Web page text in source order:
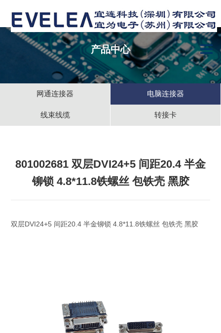
产品中心
网通连接器 电脑连接器
线束线缆 转接卡
801002681 双层DVI24+5 间距20.4 半金
铆锁 4.8*11.8铁螺丝 包铁壳 黑胶
双层DVI24+5 间距20.4 半金铆锁 4.8*11.8铁螺丝 包铁壳 黑胶